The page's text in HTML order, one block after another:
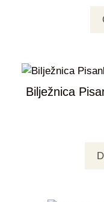
Bilježnica